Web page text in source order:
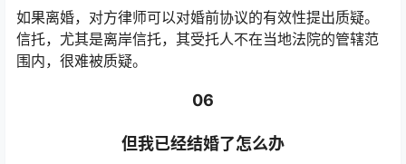
如果离婚，对方律师可以对婚前协议的有效性提出质疑。
信托，尤其是离岸信托，其受托人不在当地法院的管辖范
围内，很难被质疑。
06
但我已经结婚了怎么办